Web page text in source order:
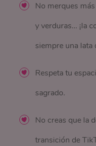
No merques
y verduras… ¡la
siempre una lata
Respeta tu
sagrado.
No creas que la
transición de